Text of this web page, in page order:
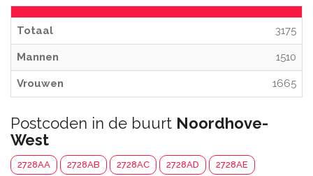
Totaal 3175
Mannen 1510
Vrouwen 1665
Postcoden in de buurt Noordhove-
West
2728AA 2728AB 2728AC 2728AD 2728AE